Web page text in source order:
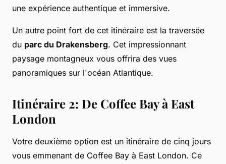
une expérience authentique et immersive.
Un autre point fort de cet itinéraire est la traversée
du parc du Drakensberg. Cet impressionnant
paysage montagneux vous offrira des vues
panoramiques sur l'océan Atlantique.
Itinéraire 2: De Coffee Bay à East
London
Votre deuxième option est un itinéraire de cinq jours
vous emmenant de Coffee Bay à East London. Ce